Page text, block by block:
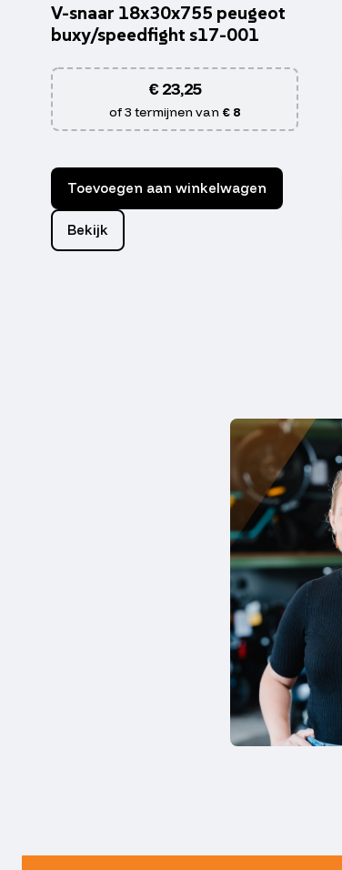
V-snaar 18x30x755 peugeot
buxy/speedfight s17-001
€23,25
of 3 termijnen van € 8
Toevoegen aan winkelwagen
Bekijk